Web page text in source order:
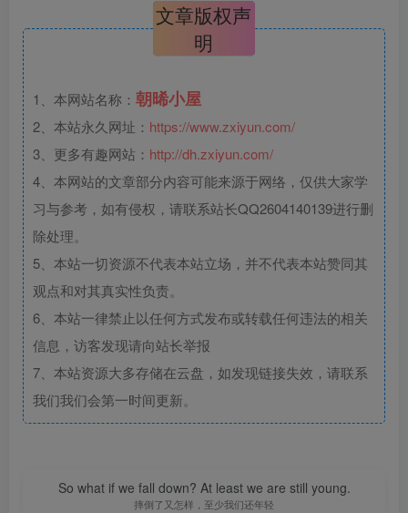
文章版权声
明
1、本网站名称： 朝晞小屋
2、本站永久网址： https://www.zxiyun.com/
3、更多有趣网站： http://dh.zxiyun.com/
4、本网站的文章部分内容可能来源于网络，仅供大家学
习与参考，如有侵权，请联系站长QQ2604140139进行删
除处理。
5、本站一切资源不代表本站立场，并不代表本站赞同其
观点和对其真实性负责。
6、本站一律禁止以任何方式发布或转载任何违法的相关
信息，访客发现请向站长举报
7、本站资源大多存储在云盘，如发现链接失效，请联系
我们我们会第一时间更新。
So what if we fall down? At least we are still young.
摔倒了又怎样，至少我们还年轻